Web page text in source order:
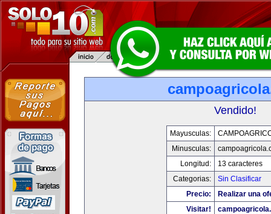
Vendido!
Mayusculas:
Minusculas:
Longitud:
13 caracteres
Categorias:
Sin Clasificar
Precio:
Realizar una
Visitar!